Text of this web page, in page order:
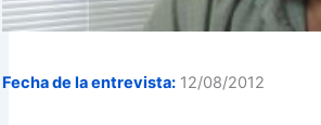
Fecha de la entrevista: 12/08/2012